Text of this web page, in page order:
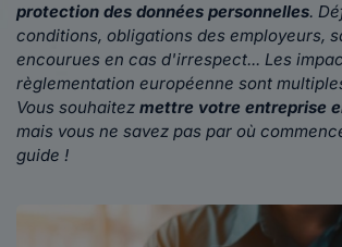
protection des données personnelles.
conditions, obligations des employeurs,
encourues en cas d'irrespect... Les
règlementation européenne sont
Vous souhaitez mettre votre entreprise
mais vous ne savez pas par où
guide !